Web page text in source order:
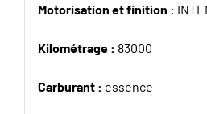
Motorisation et finition :
Kilométrage : 83000
Carburant : essence